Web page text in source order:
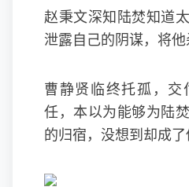
赵秉文深知陆焚知道
泄露自己的阴谋，将他
曹静贤临终托孤，交
任，本以为能够为陆
的归宿，没想到却成了